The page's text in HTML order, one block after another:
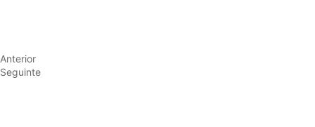
Anterior
Seguinte